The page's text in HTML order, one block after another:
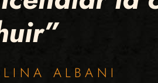
ALBANI